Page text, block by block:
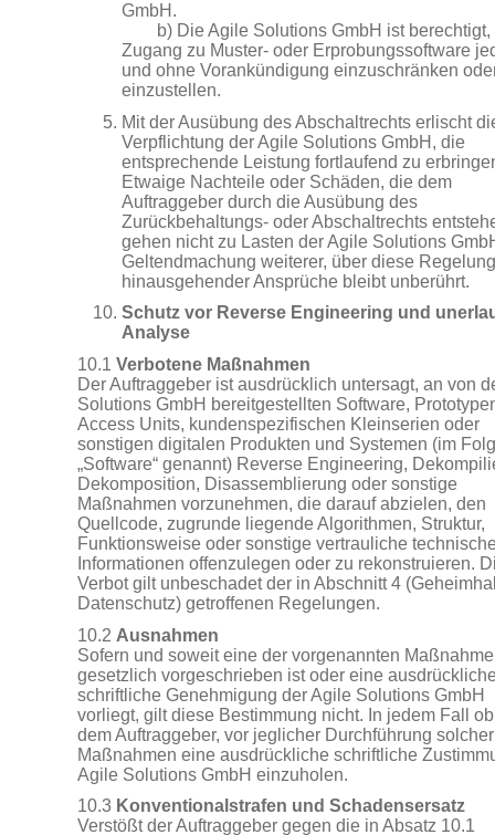
GmbH.
b) Die Agile Solutions GmbH ist berechtigt,
Zugang zu Muster- oder Erprobungssoftware
und ohne Vorankündigung einzuschränken
einzustellen.
Mit der Ausübung des Abschaltrechts erlischt
Verpflichtung der Agile Solutions GmbH, die
entsprechende Leistung fortlaufend zu
Etwaige Nachteile oder Schäden, die dem
Auftraggeber durch die Ausübung des
Zurückbehaltungs- oder Abschaltrechts
gehen nicht zu Lasten der Agile Solutions
Geltendmachung weiterer, über diese
hinausgehender Ansprüche bleibt unberührt.
Schutz vor Reverse Engineering und
Analyse
10.1 Verbotene Maßnahmen
Der Auftraggeber ist ausdrücklich untersagt, an von
Solutions GmbH bereitgestellten Software,
Access Units, kundenspezifischen Kleinserien oder
sonstigen digitalen Produkten und Systemen (im
„Software“ genannt) Reverse Engineering,
Dekomposition, Disassemblierung oder sonstige
Maßnahmen vorzunehmen, die darauf abzielen, den
Quellcode, zugrunde liegende Algorithmen, Struktur,
Funktionsweise oder sonstige vertrauliche
Informationen offenzulegen oder zu rekonstruieren.
Verbot gilt unbeschadet der in Abschnitt 4
Datenschutz) getroffenen Regelungen.
10.2 Ausnahmen
Sofern und soweit eine der vorgenannten
gesetzlich vorgeschrieben ist oder eine
schriftliche Genehmigung der Agile Solutions GmbH
vorliegt, gilt diese Bestimmung nicht. In jedem Fall
dem Auftraggeber, vor jeglicher Durchführung solcher
Maßnahmen eine ausdrückliche schriftliche
Agile Solutions GmbH einzuholen.
10.3 Konventionalstrafen und Schadensersatz
Verstößt der Auftraggeber gegen die in Absatz 10.1